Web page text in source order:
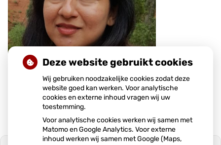
Deze website gebruikt cookies
Wij gebruiken noodzakelijke cookies zodat deze
website goed kan werken. Voor analytische
cookies en externe inhoud vragen wij uw
toestemming.
Voor analytische cookies werken wij samen met
Matomo en Google Analytics. Voor externe
inhoud werken wij samen met Google (Maps,